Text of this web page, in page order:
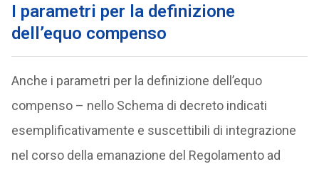
I parametri per la definizione
dell’equo compenso
Anche i parametri per la definizione dell’equo
compenso – nello Schema di decreto indicati
esemplificativamente e suscettibili di integrazione
nel corso della emanazione del Regolamento ad